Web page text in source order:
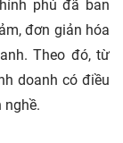
phủ đã ban
đơn giản hóa
Theo đó, từ
doanh có điều
nghề.